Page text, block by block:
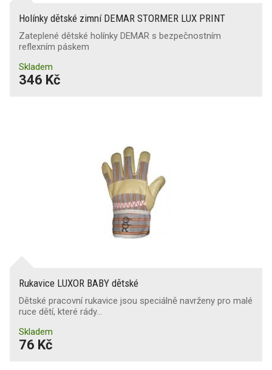
Holínky dětské zimní DEMAR STORMER LUX PRINT
Zateplené dětské holínky DEMAR s bezpečnostním
reflexním páskem
Skladem
346 Kč
Rukavice LUXOR BABY dětské
Dětské pracovní rukavice jsou speciálně navrženy pro malé
ruce dětí, které rády…
Skladem
76 Kč